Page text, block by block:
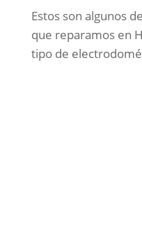
Estos son algunos
que reparamos en
tipo de